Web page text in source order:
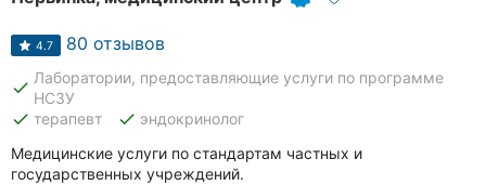
4.7 80 отзывов
done
Лаборатории, предоставляющие услуги по программе
НСЗУ
done терапевт done эндокринолог
Медицинские услуги по стандартам частных и
государственных учреждений.